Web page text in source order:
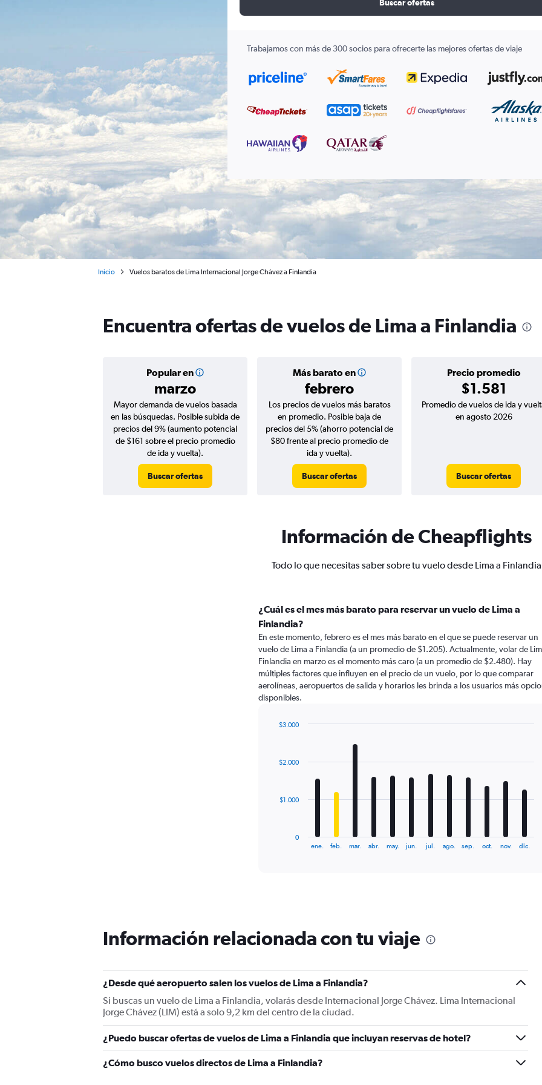
Buscar ofertas
Trabajamos con más de 300 socios para ofrecerte las mejores ofertas de viaje
Inicio Vuelos baratos de Lima Internacional Jorge Chávez a Finlandia
Encuentra ofertas de vuelos de Lima a Finlandia
Popular en
marzo
Más barato en
febrero
Precio promedio
$1.581
Mayor demanda de vuelos basada
en las búsquedas. Posible subida de
precios del 9% (aumento potencial
de $161 sobre el precio promedio
de ida y vuelta).
Buscar ofertas
Los precios de vuelos más baratos
en promedio. Posible baja de
precios del 5% (ahorro potencial de
$80 frente al precio promedio de
ida y vuelta).
Buscar ofertas
Promedio de vuelos de ida y
en agosto 2026
Buscar ofertas
Información de Cheapflights
Todo lo que necesitas saber sobre tu vuelo desde Lima a Finlandia
¿Cuál es el mes más barato para reservar un vuelo de Lima a
Finlandia?
En este momento, febrero es el mes más barato en el que se puede reservar un
vuelo de Lima a Finlandia (a un promedio de $1.205). Actualmente, volar de
Finlandia en marzo es el momento más caro (a un promedio de $2.480). Hay
múltiples factores que influyen en el precio de un vuelo, por lo que comparar
aerolíneas, aeropuertos de salida y horarios les brinda a los usuarios más
disponibles.
12
The
chart
has
Y
axis
displaying
values.
Range:
0
to
3000.
ene. feb. mar. abr. may. jun. jul. ago. sep. oct. nov. dic.
0
$1.000
$2.000
$3.000
Información relacionada con tu viaje
¿Desde qué aeropuerto salen los vuelos de Lima a Finlandia?
Si buscas un vuelo de Lima a Finlandia, volarás desde Internacional Jorge Chávez. Lima Internacional
Jorge Chávez (LIM) está a solo 9,2 km del centro de la ciudad.
¿Puedo buscar ofertas de vuelos de Lima a Finlandia que incluyan reservas de hotel?
¿Cómo busco vuelos directos de Lima a Finlandia?